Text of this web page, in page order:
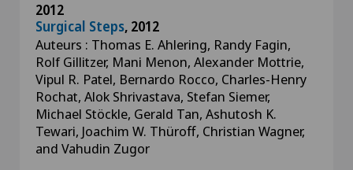
2012
Surgical Steps, 2012
Auteurs : Thomas E. Ahlering, Randy Fagin,
Rolf Gillitzer, Mani Menon, Alexander Mottrie,
Vipul R. Patel, Bernardo Rocco, Charles-Henry
Rochat, Alok Shrivastava, Stefan Siemer,
Michael Stöckle, Gerald Tan, Ashutosh K.
Tewari, Joachim W. Thüroff, Christian Wagner,
and Vahudin Zugor